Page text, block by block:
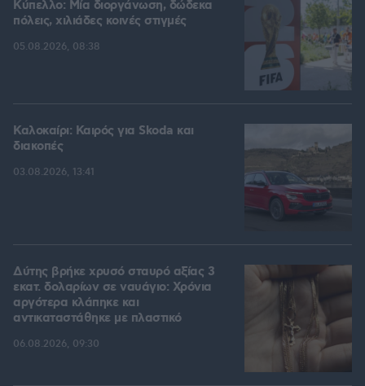
Kύπελλο: Μία διοργάνωση, δώδεκα
πόλεις, χιλιάδες κοινές στιγμές
05.08.2026, 08:38
Καλοκαίρι: Καιρός για Skoda και
διακοπές
03.08.2026, 13:41
Δύτης βρήκε χρυσό σταυρό αξίας 3
εκατ. δολαρίων σε ναυάγιο: Χρόνια
αργότερα κλάπηκε και
αντικαταστάθηκε με πλαστικό
06.08.2026, 09:30